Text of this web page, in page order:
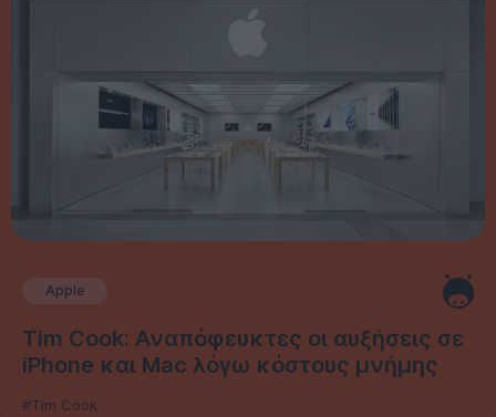
Apple
Tim Cook: Αναπόφευκτες οι αυξήσεις σε
iPhone και Mac λόγω κόστους μνήμης
#Tim Cook